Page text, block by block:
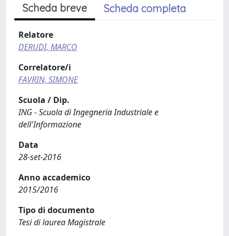
Scheda breve Scheda completa
Relatore
DERUDI, MARCO
Correlatore/i
FAVRIN, SIMONE
Scuola / Dip.
ING - Scuola di Ingegneria Industriale e
dell'Informazione
Data
28-set-2016
Anno accademico
2015/2016
Tipo di documento
Tesi di laurea Magistrale